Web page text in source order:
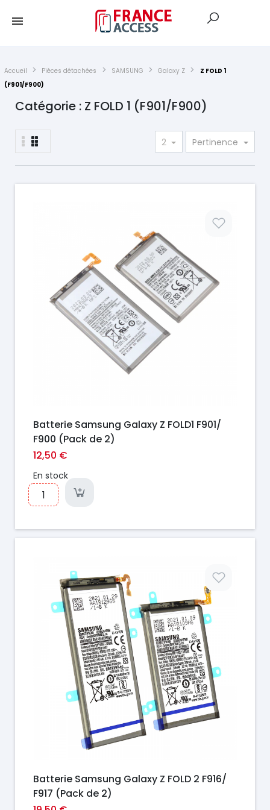
Accueil Pièces détachées SAMSUNG Galaxy Z
Z FOLD 1
(F901/F900)
Catégorie : Z FOLD 1 (F901/F900)
2 Pertinence
Batterie Samsung Galaxy Z FOLD1 F901/
F900 (Pack de 2)
12,50 €
En stock
Batterie Samsung Galaxy Z FOLD 2 F916/
F917 (Pack de 2)